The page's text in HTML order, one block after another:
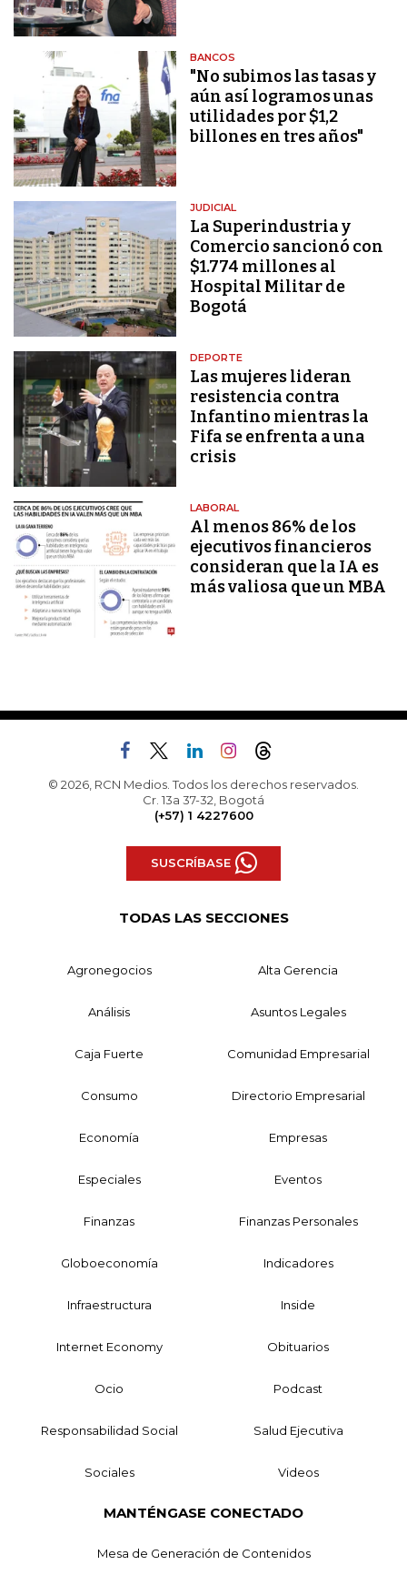
BANCOS
"No subimos las tasas y
aún así logramos unas
utilidades por $1,2
billones en tres años"
JUDICIAL
La Superindustria y
Comercio sancionó con
$1.774 millones al
Hospital Militar de
Bogotá
DEPORTE
Las mujeres lideran
resistencia contra
Infantino mientras la
Fifa se enfrenta a una
crisis
LABORAL
Al menos 86% de los
ejecutivos financieros
consideran que la IA es
más valiosa que un MBA
© 2026, RCN Medios. Todos los derechos reservados.
Cr. 13a 37-32, Bogotá
(+57) 1 4227600
SUSCRÍBASE
TODAS LAS SECCIONES
Agronegocios Alta Gerencia
Análisis Asuntos Legales
Caja Fuerte Comunidad Empresarial
Consumo Directorio Empresarial
Economía Empresas
Especiales Eventos
Finanzas Finanzas Personales
Globoeconomía Indicadores
Infraestructura Inside
Internet Economy Obituarios
Ocio Podcast
Responsabilidad Social Salud Ejecutiva
Sociales Videos
MANTÉNGASE CONECTADO
Mesa de Generación de Contenidos